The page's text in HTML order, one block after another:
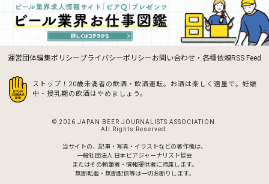
運営団体編集ポリシープライバシーポリシーお問い合わせ・各種依頼RSS Feed
ストップ！20歳未満者の飲酒・飲酒運転。お酒は楽しく適量で。 妊娠
中・授乳期の飲酒はやめましょう。
© 2026 JAPAN BEER JOURNALISTS ASSOCIATION.
All Rights Reserved.
当サイトの、記事・写真・イラストなどの著作権は、
一般社団法人 日本ビアジャーナリスト協会
またはその執筆者・情報提供者に帰属します。
無断転載・無断配信等は一切お断りします。